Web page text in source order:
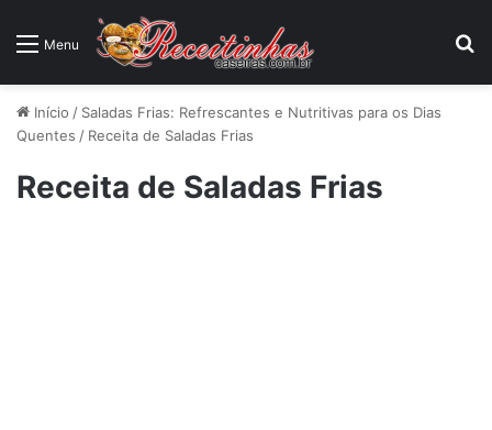
Menu
Início / Saladas Frias: Refrescantes e Nutritivas para os Dias
Quentes / Receita de Saladas Frias
Receita de Saladas Frias